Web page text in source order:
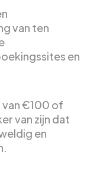
van ten
en
van €100 of
van zijn dat
en